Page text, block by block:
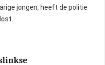
jongen, heeft de politie